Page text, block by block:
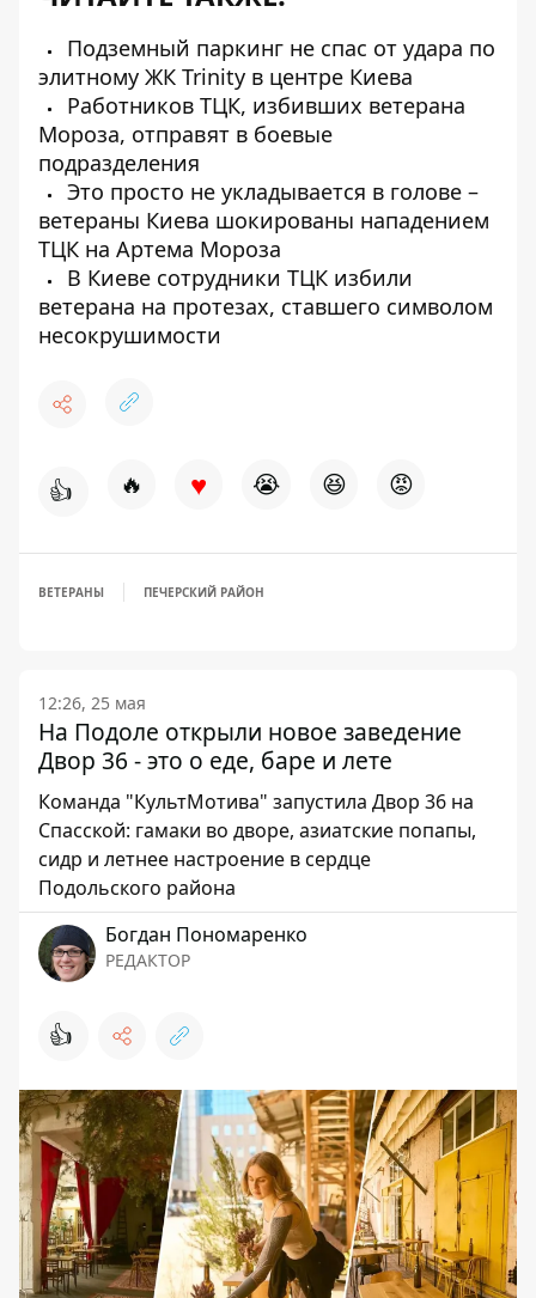
Подземный паркинг не спас от удара по
элитному ЖК Trinity в центре Киева
Работников ТЦК, избивших ветерана
Мороза, отправят в боевые
подразделения
Это просто не укладывается в голове –
ветераны Киева шокированы нападением
ТЦК на Артема Мороза
В Киеве сотрудники ТЦК избили
ветерана на протезах, ставшего символом
несокрушимости
👍 🔥 ♥ 😭 😆 😡
ВЕТЕРАНЫ ПЕЧЕРСКИЙ РАЙОН
12:26, 25 мая
На Подоле открыли новое заведение
Двор 36 - это о еде, баре и лете
Команда "КультМотива" запустила Двор 36 на
Спасской: гамаки во дворе, азиатские попапы,
сидр и летнее настроение в сердце
Подольского района
Богдан Пономаренко
РЕДАКТОР
👍